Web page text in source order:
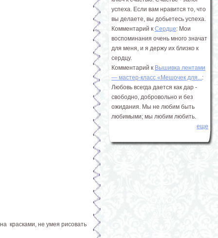
красками, не умея рисовать
успеха. Если вам нравится то, что
вы делаете, вы добьетесь успеха.
Комментарий к Сердце: Мои
воспоминания очень много значат
для меня, и я держу их близко к
сердцу.
Комментарий к Вышивка лентами
― мастер-класс «Мешочек для...:
Любовь всегда дается как дар -
свободно, добровольно и без
ожидания. Мы не любим быть
любимыми; мы любим любить.
еще